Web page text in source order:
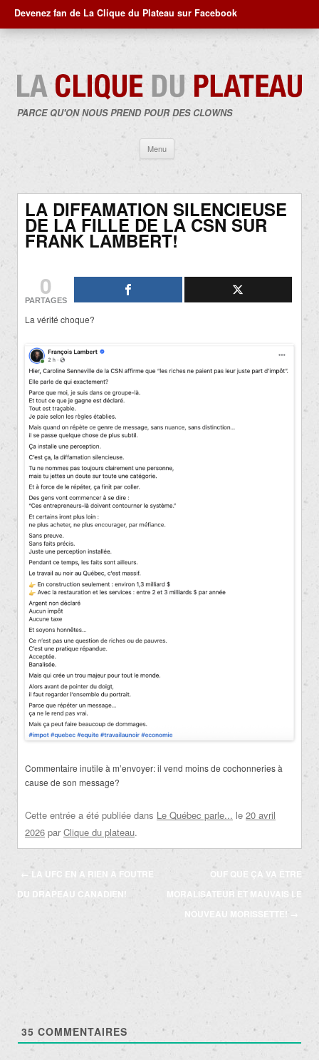
Devenez fan de La Clique du Plateau sur Facebook
PARCE QU'ON NOUS PREND POUR DES CLOWNS
Menu
contenu
LA DIFFAMATION SILENCIEUSE
DE LA FILLE DE LA CSN SUR
FRANK LAMBERT!
0
PARTAGES
La vérité choque?
Commentaire inutile à m’envoyer: il vend moins de cochonneries à
cause de son message?
Cette entrée a été publiée dans Le Québec parle... le 20 avril
2026 par Clique du plateau.
Navigation
des
← LA UFC EN A RIEN À FOUTRE
DU DRAPEAU CANADIEN!
OUF QUE ÇA VA ÊTRE
MORALISATEUR ET MAUVAIS LE
NOUVEAU MORISSETTE!
→
35 COMMENTAIRES